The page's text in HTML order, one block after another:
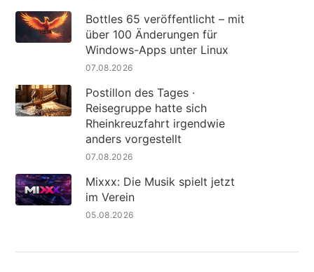
Bottles 65 veröffentlicht – mit
über 100 Änderungen für
Windows-Apps unter Linux
07.08.2026
Postillon des Tages ·
Reisegruppe hatte sich
Rheinkreuzfahrt irgendwie
anders vorgestellt
07.08.2026
Mixxx: Die Musik spielt jetzt
im Verein
05.08.2026